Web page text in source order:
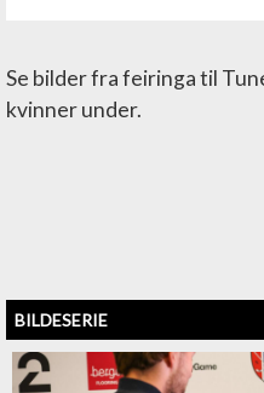
Se bilder fra feiringa til
kvinner under.
BILDESERIE